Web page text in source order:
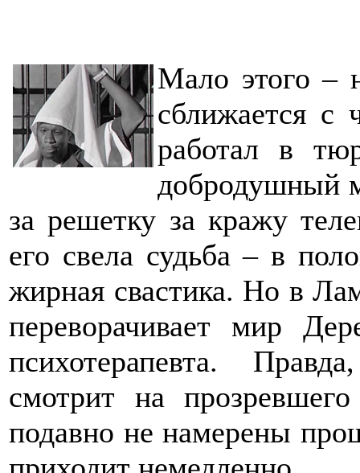
Мало этого –
сближается с
работал в
добродушный
за решетку за кражу
его свела судьба – в
жирная свастика. Но в
переворачивает мир
психотерапевта.
смотрит на
подавно не намерены